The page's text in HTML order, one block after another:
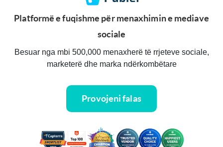
Platformë e fuqishme për menaxhimin e mediave
sociale
Besuar nga mbi 500,000 menaxherë të rrjeteve sociale,
marketerë dhe marka ndërkombëtare
Provojeni falas